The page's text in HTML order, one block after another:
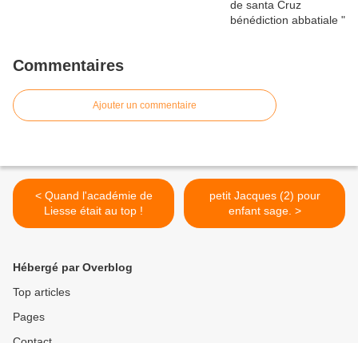
Commentaires
Ajouter un commentaire
< Quand l'académie de
Liesse était au top !
petit Jacques (2) pour
enfant sage. >
Hébergé par Overblog
Top articles
Pages